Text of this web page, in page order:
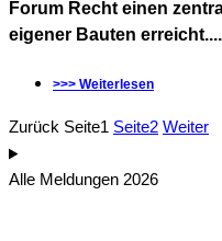
Forum Recht einen
eigener Bauten erreicht....
>>> Weiterlesen
Zurück Seite1 Seite2 Weiter
Alle Meldungen 2026